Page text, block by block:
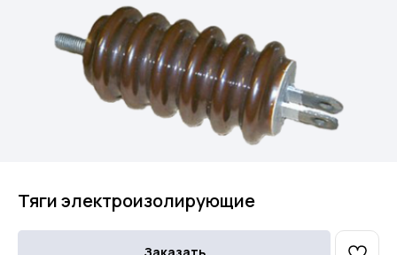
Тяги электроизолирующие